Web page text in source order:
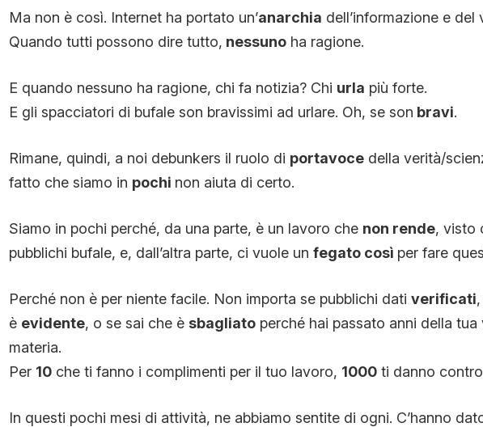
Ma non è così. Internet ha portato un’anarchia dell’informazione e del
Quando tutti possono dire tutto, nessunoha ragione.
E quando nessuno ha ragione, chi fa notizia? Chi urla più forte.
E gli spacciatori di bufale son bravissimi ad urlare. Oh, se son bravi.
Rimane, quindi, a noi debunkers il ruolo di portavocedella verità/
fatto che siamo in pochi non aiuta di certo.
Siamo in pochi perché, da una parte, è un lavoro che non rende, visto
pubblichi bufale, e, dall’altra parte, ci vuole un fegato così per fare
Perché non è per niente facile. Non importa se pubblichi dati verificati
è evidente, o se sai che è sbagliatoperché hai passato anni della tua
materia.
Per 10che ti fanno i complimenti per il tuo lavoro, 1000ti danno
In questi pochi mesi di attività, ne abbiamo sentite di ogni. C’hanno